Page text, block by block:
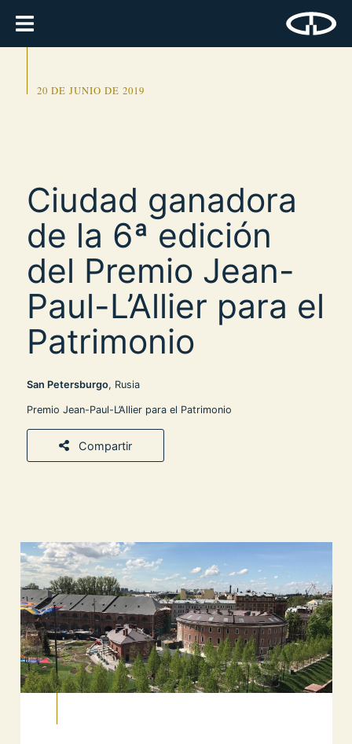
20 DE JUNIO DE 2019
Ciudad ganadora
de la 6ª edición
del Premio Jean-
Paul-L’Allier para el
Patrimonio
San Petersburgo, Rusia
Premio Jean-Paul-L’Allier para el Patrimonio
Compartir